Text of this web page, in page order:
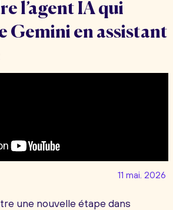
l’agent IA qui
Gemini en assistant
11 mai. 2026
une nouvelle étape dans